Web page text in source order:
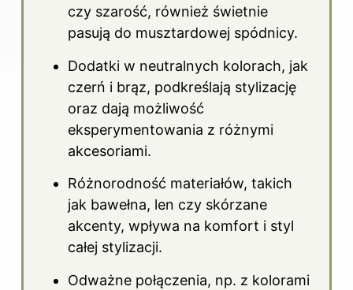
czy szarość, również świetnie
pasują do musztardowej spódnicy.
Dodatki w neutralnych kolorach, jak
czerń i brąz, podkreślają stylizację
oraz dają możliwość
eksperymentowania z różnymi
akcesoriami.
Różnorodność materiałów, takich
jak bawełna, len czy skórzane
akcenty, wpływa na komfort i styl
całej stylizacji.
Odważne połączenia, np. z kolorami